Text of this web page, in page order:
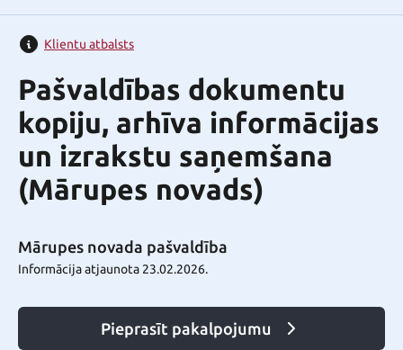
Klientu atbalsts
Pašvaldības dokumentu
kopiju, arhīva informācijas
un izrakstu saņemšana
(Mārupes novads)
Mārupes novada pašvaldība
Informācija atjaunota 23.02.2026.
Pieprasīt pakalpojumu